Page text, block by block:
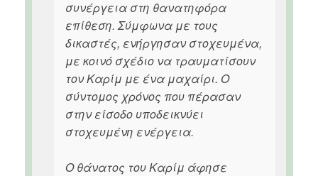
συνέργεια στη θανατηφόρα
επίθεση. Σύμφωνα με τους
δικαστές, ενήργησαν στοχευμένα,
με κοινό σχέδιο να τραυματίσουν
τον Καρίμ με ένα μαχαίρι. Ο
σύντομος χρόνος που πέρασαν
στην είσοδο υποδεικνύει
στοχευμένη ενέργεια.
Ο θάνατος του Καρίμ άφησε